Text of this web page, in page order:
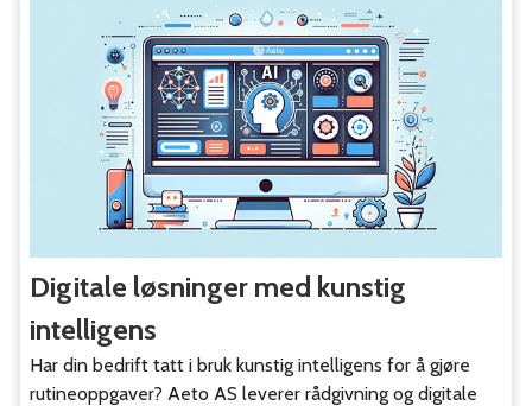
Digitale løsninger med kunstig
intelligens
Har din bedrift tatt i bruk kunstig intelligens for å gjøre
rutineoppgaver? Aeto AS leverer rådgivning og digitale